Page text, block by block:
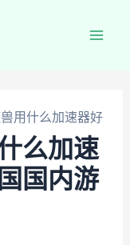
用什么加速器好
么加速
国内游